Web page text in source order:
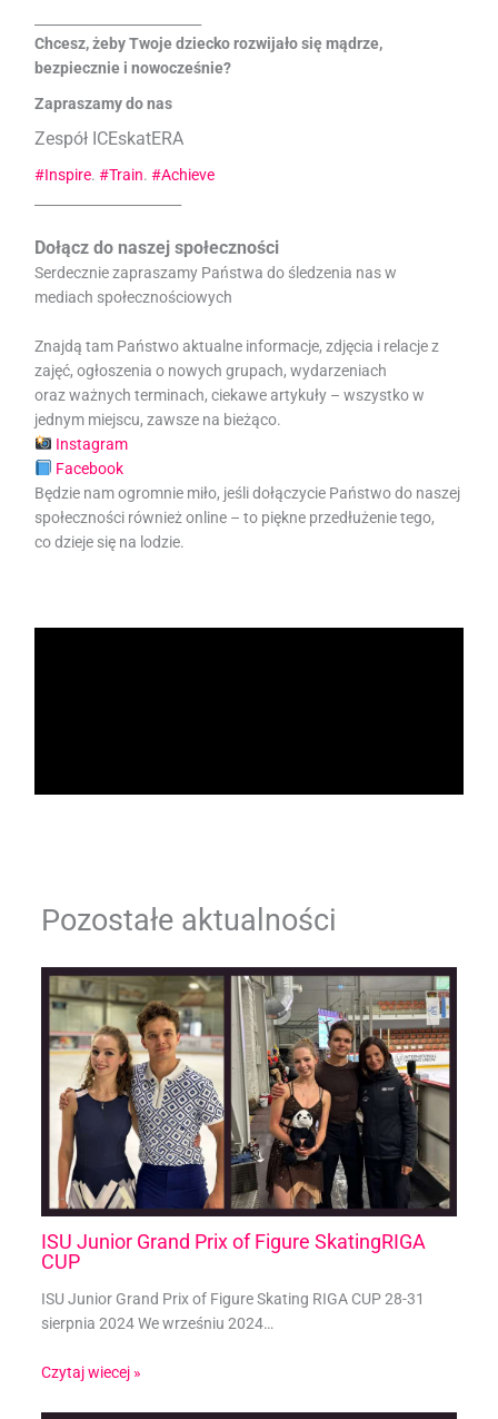
Chcesz, żeby Twoje dziecko rozwijało się mądrze,
bezpiecznie i nowocześnie?
Zapraszamy do nas
Zespół ICEskatERA
#Inspire.#Train.#Achieve
Dołącz do naszej społeczności
Serdecznie zapraszamy Państwa do śledzenia nas w
mediach społecznościowych
Znajdą tam Państwo aktualne informacje, zdjęcia i relacje z
zajęć, ogłoszenia o nowych grupach, wydarzeniach
oraz ważnych terminach, ciekawe artykuły – wszystko w
jednym miejscu, zawsze na bieżąco.
Instagram
Facebook
Będzie nam ogromnie miło, jeśli dołączycie Państwo do naszej
społeczności również online – to piękne przedłużenie tego,
co dzieje się na lodzie.
Pozostałe aktualności
ISU Junior Grand Prix of Figure SkatingRIGA
CUP
ISU Junior Grand Prix of Figure Skating RIGA CUP 28-31
sierpnia 2024 We wrześniu 2024…
Czytaj wiecej »